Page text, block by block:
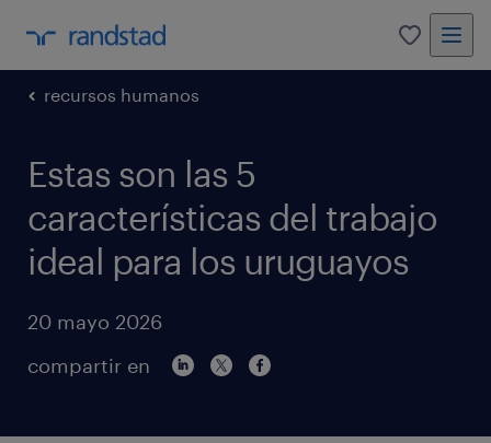
0
recursos humanos
Estas son las 5
características del trabajo
ideal para los uruguayos
20 mayo 2026
compartir en